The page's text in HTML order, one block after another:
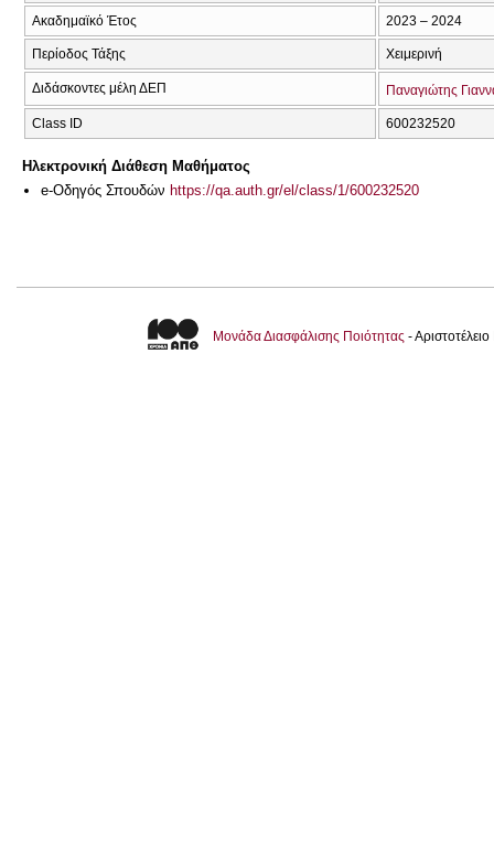
Ακαδημαϊκό Έτος 2023 – 2024
Περίοδος Τάξης Χειμερινή
Διδάσκοντες μέλη ΔΕΠ Παναγιώτης
Class ID 600232520
Ηλεκτρονική Διάθεση Μαθήματος
e-Οδηγός Σπουδών https://qa.auth.gr/el/class/1/600232520
Μονάδα Διασφάλισης Ποιότητας -